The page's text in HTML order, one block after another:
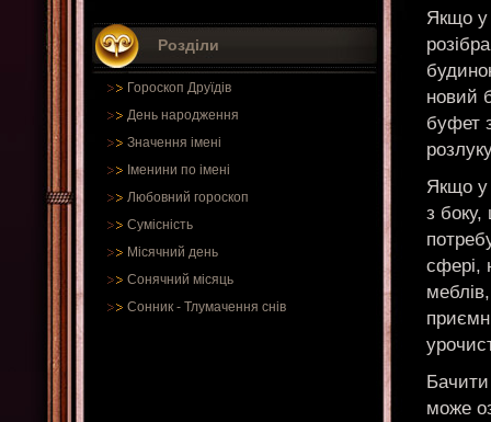
Розділи
Гороскоп Друїдів
День народження
Значення імені
Іменини по імені
Любовний гороскоп
Сумісність
Місячний день
Сонячний місяць
Сонник - Тлумачення снів
Якщо у
новий
буфет
Якщо у
з
сфері,
може